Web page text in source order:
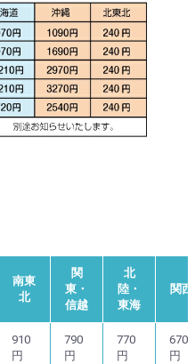
南東
北
関
東・
信越
北
陸・
東海
関西
910
円
790
円
770
円
670
円